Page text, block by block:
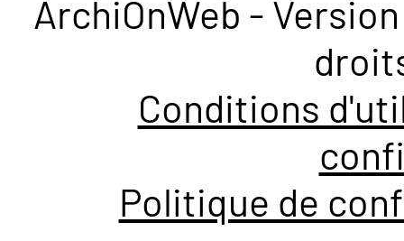
ArchiOnWeb -
Conditions
Politique de